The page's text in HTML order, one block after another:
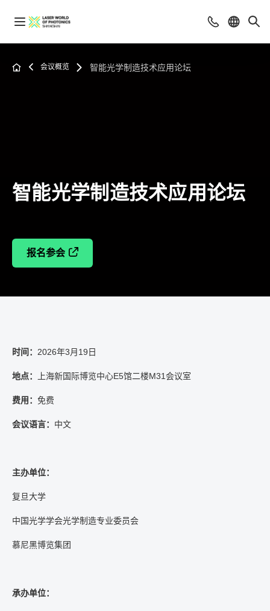
会议概览 智能光学制造技术应用论坛
智能光学制造技术应用论坛
报名参会
时间 ： 2026年3月19日
地点： 上海新国际博览中心E5馆二楼M31会议室
费用： 免费
会议语言： 中文
主办单位：
复旦大学
中国光学学会光学制造专业委员会
慕尼黑博览集团
承办单位：